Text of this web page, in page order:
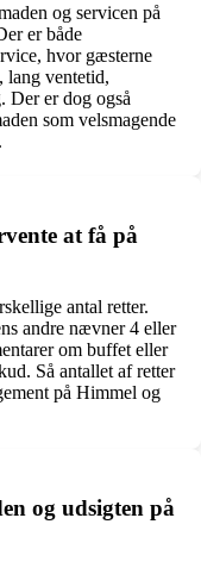
og servicen på
er både
hvor gæsterne
lang ventetid,
Der er dog også
som velsmagende
at få på
antal retter.
andre nævner 4 eller
om buffet eller
Så antallet af retter
på Himmel og
og udsigten på